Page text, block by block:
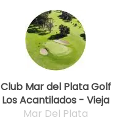
Club Mar del Plata Golf
Los Acantilados - Vieja
Mar Del Plata